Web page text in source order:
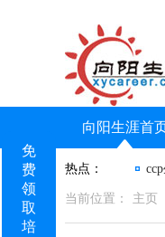
向阳生涯首
热点：
当前位置： 主页
免
费
领
取
培